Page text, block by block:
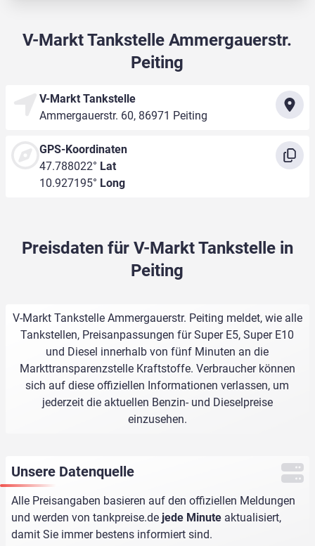
V-Markt Tankstelle Ammergauerstr.
Peiting
V-Markt Tankstelle
Ammergauerstr. 60, 86971 Peiting
GPS-Koordinaten
47.788022° Lat
10.927195° Long
Preisdaten für V-Markt Tankstelle in
Peiting
V-Markt Tankstelle Ammergauerstr. Peiting meldet, wie alle
Tankstellen, Preisanpassungen für Super E5, Super E10
und Diesel innerhalb von fünf Minuten an die
Markttransparenzstelle Kraftstoffe. Verbraucher können
sich auf diese offiziellen Informationen verlassen, um
jederzeit die aktuellen Benzin- und Dieselpreise
einzusehen.
Unsere Datenquelle
Alle Preisangaben basieren auf den offiziellen Meldungen
und werden von tankpreise.de jede Minute aktualisiert,
damit Sie immer bestens informiert sind.